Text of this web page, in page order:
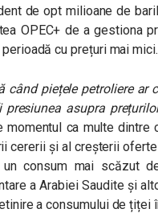
de opt milioane de
OPEC+ de a gestiona
cu prețuri mai mici.
când piețele petroliere ar
asupra
ca multe dintre
cererii și al creșterii
consum mai scăzut
a Arabiei Saudite și
a consumului de țiței